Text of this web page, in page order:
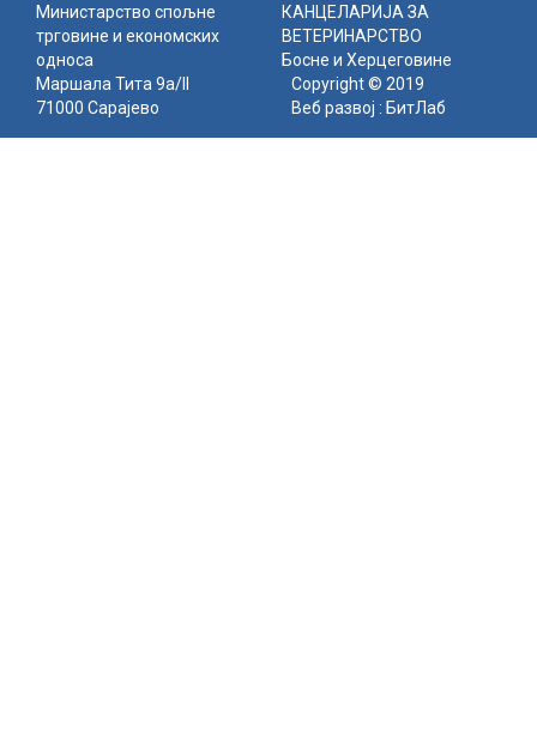
Министарство спољне
трговине и економских
односа
КАНЦЕЛАРИЈА ЗА
ВЕТЕРИНАРСТВО
Босне и Херцеговине
Маршала Тита 9а/II
71000 Сарајево
Copyright © 2019
Веб развој : БитЛаб